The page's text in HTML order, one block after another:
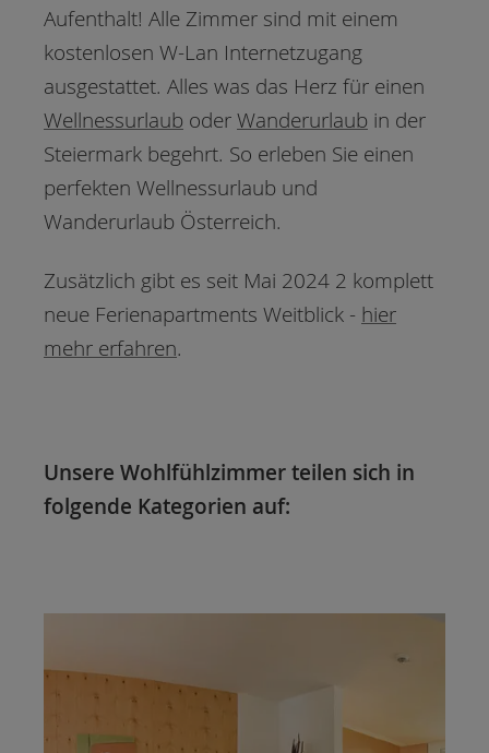
Aufenthalt! Alle Zimmer sind mit einem
kostenlosen W-Lan Internetzugang
ausgestattet. Alles was das Herz für einen
Wellnessurlaub oderWanderurlaub in der
Steiermark begehrt. So erleben Sie einen
perfekten Wellnessurlaub und
Wanderurlaub Österreich.
Zusätzlich gibt es seit Mai 2024 2 komplett
neue Ferienapartments Weitblick - hier
mehr erfahren.
Unsere Wohlfühlzimmer teilen sich in
folgende Kategorien auf: